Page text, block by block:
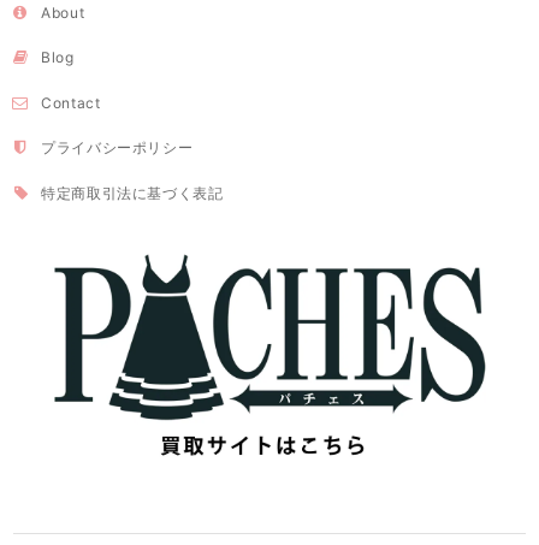
About
Blog
Contact
プライバシーポリシー
特定商取引法に基づく表記